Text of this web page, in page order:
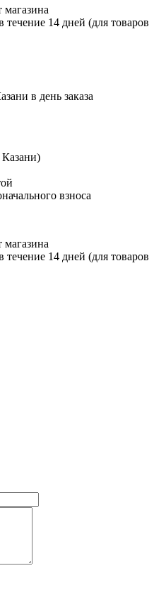
магазина
течение 14 дней (для товаров
в день заказа
взноса
магазина
течение 14 дней (для товаров